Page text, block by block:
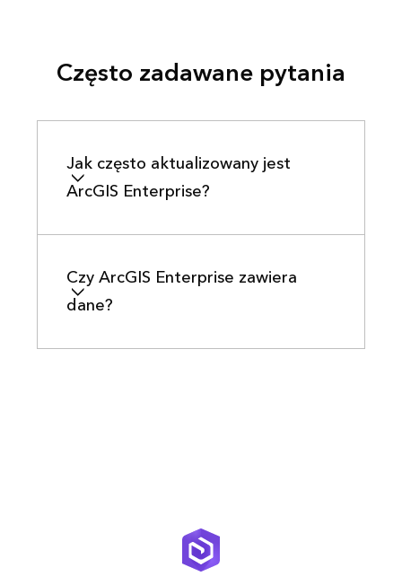
Często zadawane pytania
Jak często aktualizowany jest
ArcGIS Enterprise?
Czy ArcGIS Enterprise zawiera
dane?